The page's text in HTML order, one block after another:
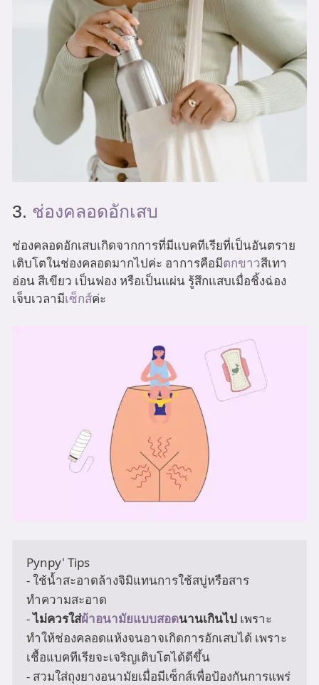
3. ช่องคลอดอักเสบ
ช่องคลอดอักเสบเกิดจากการที่มีแบคทีเรียที่เป็นอันตราย
เติบโตในช่องคลอดมากไปค่ะ อาการคือมีตกขาวสีเทา
อ่อน สีเขียว เป็นฟอง หรือเป็นแผ่น รู้สึกแสบเมื่อชิ้งฉ่อง
เจ็บเวลามีเซ็กส์ค่ะ
Pynpy' Tips
- ใช้น้ำสะอาดล้างจิมิแทนการใช้สบู่หรือสาร
ทำความสะอาด
- ไม่ควรใส่ผ้าอนามัยแบบสอดนานเกินไป เพราะ
ทำให้ช่องคลอดแห้งจนอาจเกิดการอักเสบได้ เพราะ
เชื้อแบคทีเรียจะเจริญเติบโตได้ดีขึ้น
- สวมใส่ถุงยางอนามัยเมื่อมีเซ็กส์เพื่อป้องกันการแพร่